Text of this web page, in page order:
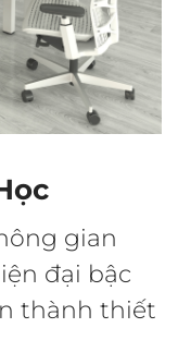
gian
đại bậc
thành thiết